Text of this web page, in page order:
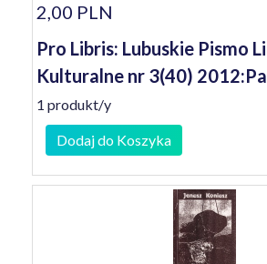
2,00 PLN
Pro Libris: Lubuskie Pismo
Kulturalne nr 3(40)
1 produkt/y
Dodaj do Koszyka